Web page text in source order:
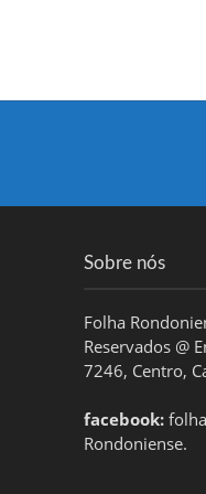
Sobre nós
Folha
Reservados @
7246, Centro,
facebook:folha
Rondoniense.